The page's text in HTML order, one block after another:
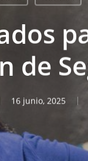
de
16 junio, 2025